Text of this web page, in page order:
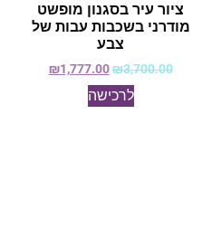
ציור עיר בסגנון מופשט
מודרני בשכבות עבות של
צבע
₪3,700.00
₪1,777.00
לרכישה